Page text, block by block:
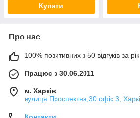
Купити
Про нас
100% позитивних з 50 відгуків за рік
Працює з 30.06.2011
м. Харків
вулиця Проспектна,30 офіс 3,